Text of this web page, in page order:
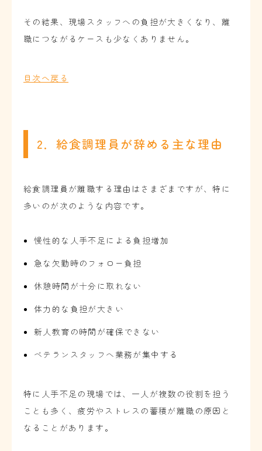
その結果、現場スタッフへの負担が大きくなり、離
職につながるケースも少なくありません。
目次へ戻る
2．給食調理員が辞める主な理由
給食調理員が離職する理由はさまざまですが、特に
多いのが次のような内容です。
慢性的な人手不足による負担増加
急な欠勤時のフォロー負担
休憩時間が十分に取れない
体力的な負担が大きい
新人教育の時間が確保できない
ベテランスタッフへ業務が集中する
特に人手不足の現場では、一人が複数の役割を担う
ことも多く、疲労やストレスの蓄積が離職の原因と
なることがあります。